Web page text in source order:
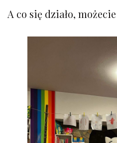
A co się działo,